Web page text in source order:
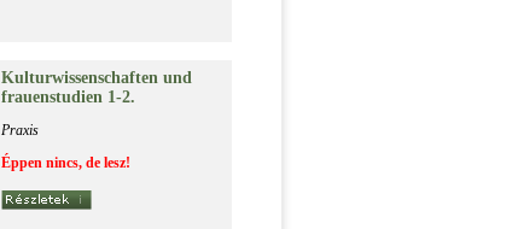
Kul­tur­wis­senschaf­ten und
fra­u­ens­tu­di­en 1-2.
Praxis
Éppen nincs, de lesz!